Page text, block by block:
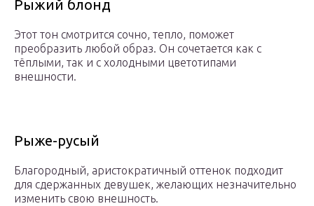
Рыжий блонд
Этот тон смотрится сочно, тепло, поможет
преобразить любой образ. Он сочетается как с
тёплыми, так и с холодными цветотипами
внешности.
Рыже-русый
Благородный, аристократичный оттенок подходит
для сдержанных девушек, желающих незначительно
изменить свою внешность.